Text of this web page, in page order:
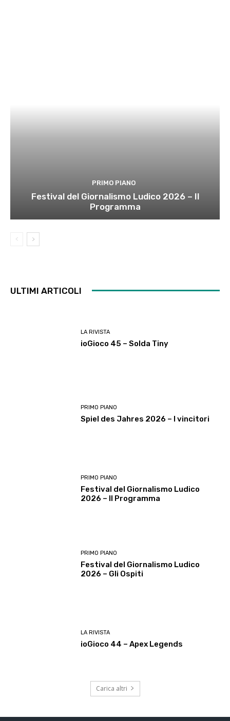
PRIMO PIANO
Festival del Giornalismo Ludico 2026 – Il
Programma
ULTIMI ARTICOLI
LA RIVISTA
ioGioco 45 – Solda Tiny
PRIMO PIANO
Spiel des Jahres 2026 – I vincitori
PRIMO PIANO
Festival del Giornalismo Ludico
2026 – Il Programma
PRIMO PIANO
Festival del Giornalismo Ludico
2026 – Gli Ospiti
LA RIVISTA
ioGioco 44 – Apex Legends
Carica altri